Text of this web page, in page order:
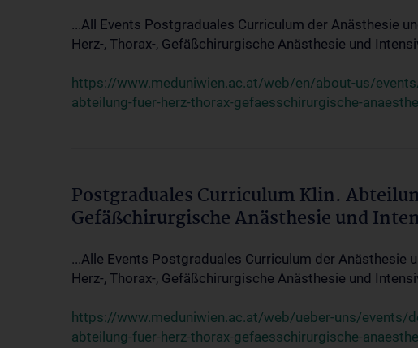
...All Events Postgraduales Curriculum der Anästhesie
Herz-, Thorax-, Gefäßchirurgische Anästhesie und
https://www.meduniwien.ac.at/web/en/about-us/
abteilung-fuer-herz-thorax-gefaesschirurgische-
Postgraduales Curriculum Klin.
Gefäßchirurgische Anästhesie und
...Alle Events Postgraduales Curriculum der Anästhesie
Herz-, Thorax-, Gefäßchirurgische Anästhesie und
https://www.meduniwien.ac.at/web/ueber-uns/events/
abteilung-fuer-herz-thorax-gefaesschirurgische-